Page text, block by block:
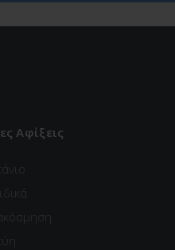
Αφίξεις